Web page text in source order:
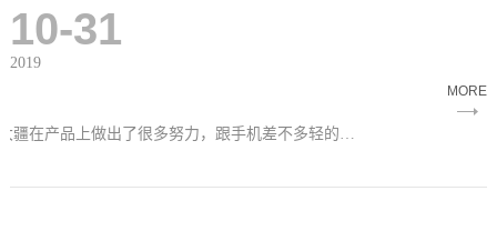
10-31
2019
合肥大疆授权店带您体验最新的DJI 御 Mini 航拍入门无人机，为了实现“轻尽所能，你也能飞”的承诺，大疆在产品上做出了很多努力，跟手机差不多轻的御Mini，249克可折叠超轻机身，带上它前往多国旅行都无需登记注册
MORE